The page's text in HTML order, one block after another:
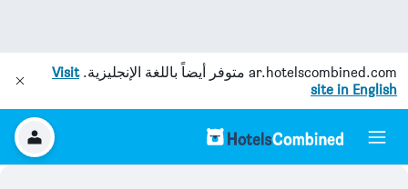
ar.hotelscombined.com متوفر أيضاً باللغة الإنجليزية.Visit
site in English